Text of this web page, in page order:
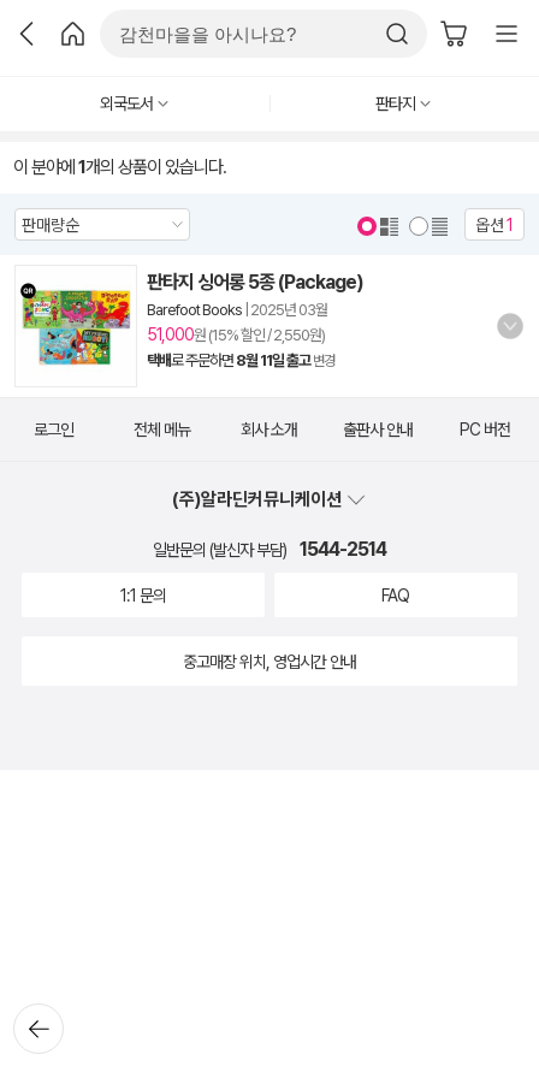
외국도서 판타지
이 분야에 1개의 상품이 있습니다.
옵션1
판타지 싱어롱 5종 (Package)
Barefoot Books 2025년 03월
51,000원 (15% 할인 / 2,550원)
택배로 주문하면 8월 11일 출고 변경
뒤로가
기
로그인 전체 메뉴 회사 소개 출판사 안내 PC 버전
(주)알라딘커뮤니케이션
일반문의 (발신자 부담) 1544-2514
1:1 문의 FAQ
중고매장 위치, 영업시간 안내